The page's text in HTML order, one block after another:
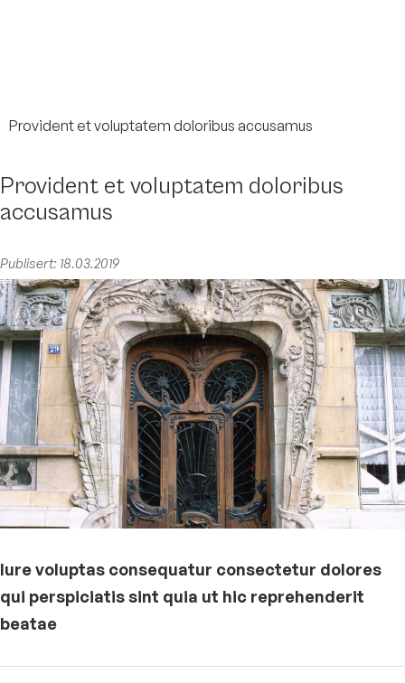
Provident et voluptatem doloribus accusamus
Provident et voluptatem doloribus
accusamus
Publisert: 18.03.2019
Iure voluptas consequatur consectetur dolores
qui perspiciatis sint quia ut hic reprehenderit
beatae